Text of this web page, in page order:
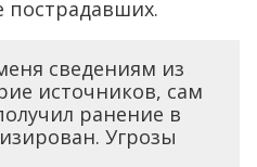
пострадавших.
сведениям из
источников, сам
ранение в
Угрозы